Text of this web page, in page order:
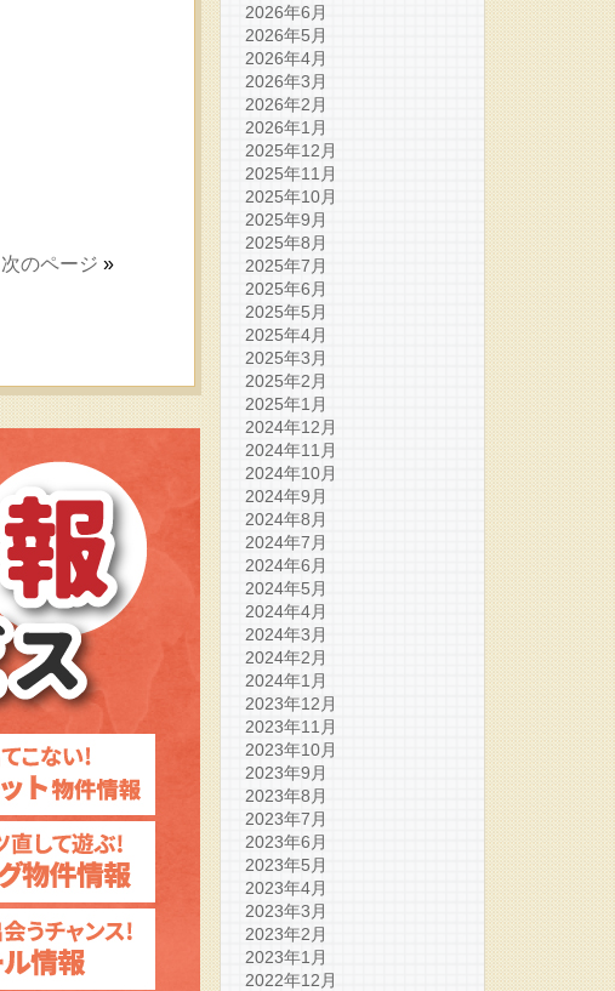
次のページ »
2026年6月
2026年5月
2026年4月
2026年3月
2026年2月
2026年1月
2025年12月
2025年11月
2025年10月
2025年9月
2025年8月
2025年7月
2025年6月
2025年5月
2025年4月
2025年3月
2025年2月
2025年1月
2024年12月
2024年11月
2024年10月
2024年9月
2024年8月
2024年7月
2024年6月
2024年5月
2024年4月
2024年3月
2024年2月
2024年1月
2023年12月
2023年11月
2023年10月
2023年9月
2023年8月
2023年7月
2023年6月
2023年5月
2023年4月
2023年3月
2023年2月
2023年1月
2022年12月